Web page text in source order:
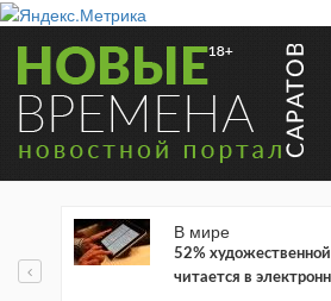
В мире
52%
читается в